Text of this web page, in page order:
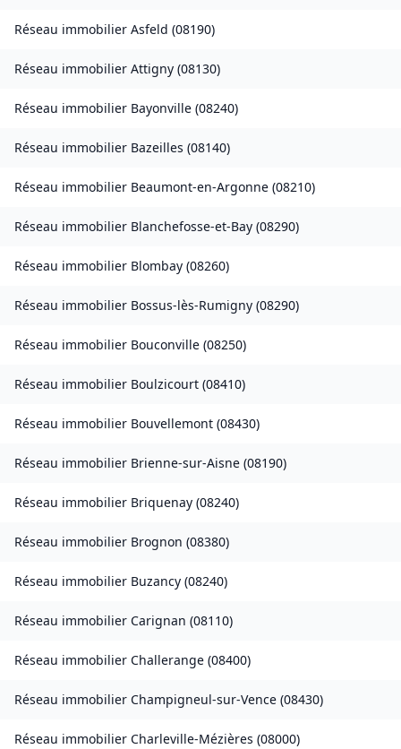
Réseau immobilier Asfeld (08190)
Réseau immobilier Attigny (08130)
Réseau immobilier Bayonville (08240)
Réseau immobilier Bazeilles (08140)
Réseau immobilier Beaumont-en-Argonne (08210)
Réseau immobilier Blanchefosse-et-Bay (08290)
Réseau immobilier Blombay (08260)
Réseau immobilier Bossus-lès-Rumigny (08290)
Réseau immobilier Bouconville (08250)
Réseau immobilier Boulzicourt (08410)
Réseau immobilier Bouvellemont (08430)
Réseau immobilier Brienne-sur-Aisne (08190)
Réseau immobilier Briquenay (08240)
Réseau immobilier Brognon (08380)
Réseau immobilier Buzancy (08240)
Réseau immobilier Carignan (08110)
Réseau immobilier Challerange (08400)
Réseau immobilier Champigneul-sur-Vence (08430)
Réseau immobilier Charleville-Mézières (08000)